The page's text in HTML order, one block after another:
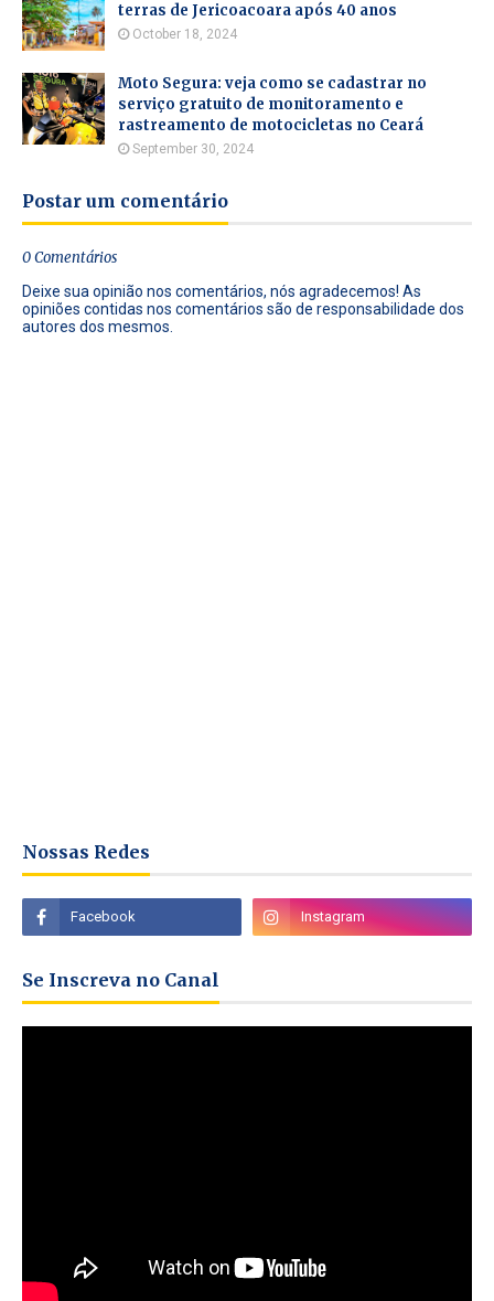
terras de Jericoacoara após 40 anos
October 18, 2024
Moto Segura: veja como se cadastrar no
serviço gratuito de monitoramento e
rastreamento de motocicletas no Ceará
September 30, 2024
Postar um comentário
0 Comentários
Deixe sua opinião nos comentários, nós agradecemos! As
opiniões contidas nos comentários são de responsabilidade dos
autores dos mesmos.
Nossas Redes
Se Inscreva no Canal